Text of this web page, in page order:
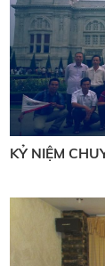
KỶ NIỆM